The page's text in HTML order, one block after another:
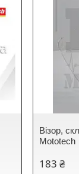
Візор,
Mototech
183 ₴